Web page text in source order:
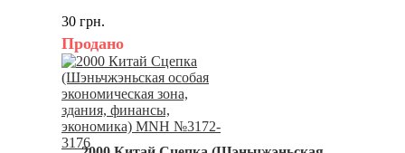
30 грн.
Продано